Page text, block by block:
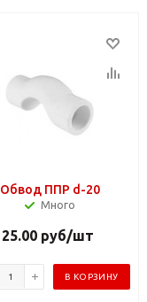
Обвод ППР d-20
Много
25.00 руб/шт
В КОРЗИНУ